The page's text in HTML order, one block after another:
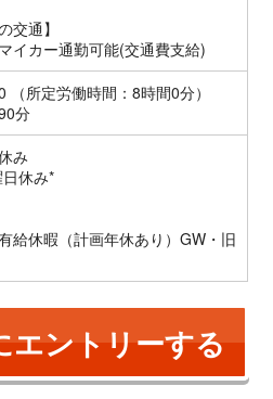
交通】
イカー通勤可能(交通費支給)
（所定労働時間：8時間0分）
分
み
休み*
給休暇（計画年休あり）GW・旧
エントリーする